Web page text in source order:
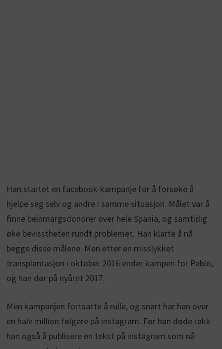
Han startet en facebook-kampanje for å forsøke å
hjelpe seg selv og andre i samme situasjon. Målet var å
finne beinmargsdonorer over hele Spania, og samtidig
øke bevisstheten rundt problemet. Han klarte å nå
begge disse målene. Men etter en misslykket
transplantasjon i oktober 2016 ender kampen for Pablo,
og han dør på nyåret 2017.
Men kampanjen fortsatte å rulle, og snart har han over
en halv million følgere på instagram. Før han døde rakk
han også å publisere en tekst på instagram som nå